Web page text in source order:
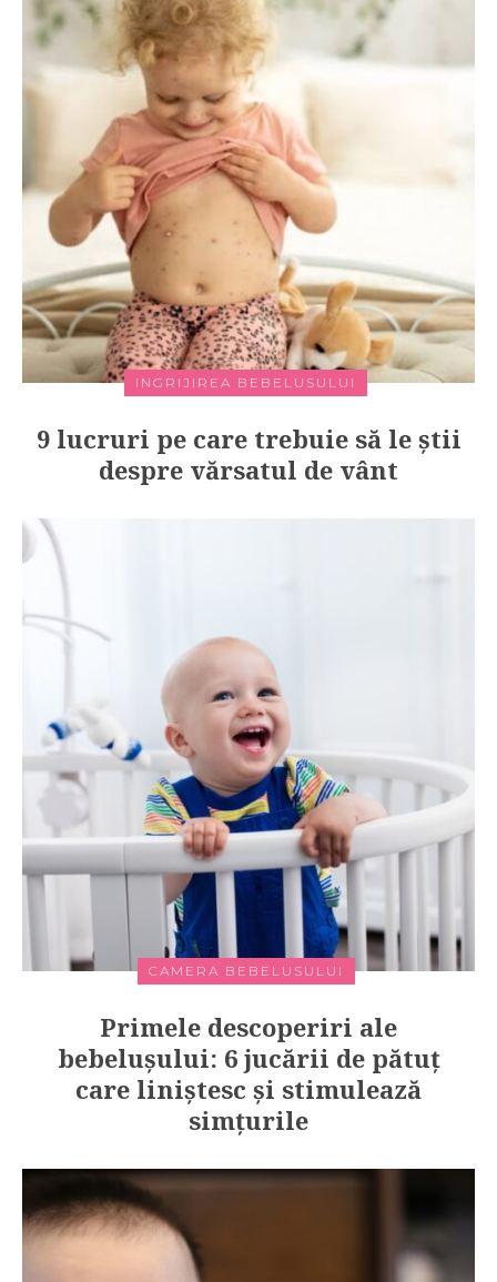
INGRIJIREA BEBELUSULUI
9 lucruri pe care trebuie să le știi
despre vărsatul de vânt
CAMERA BEBELUSULUI
Primele descoperiri ale
bebelușului: 6 jucării de pătuț
care liniștesc și stimulează
simțurile